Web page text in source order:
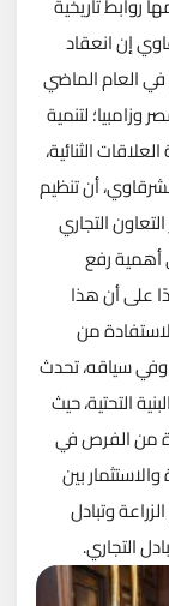
إن انعقاد
في العام الماضي
لتنمية
الثنائية،
أن تنظيم
التجاري
أهمية رفع
على أن هذا
من
وفي سياقه، تحدث
التحتية، حيث
من الفرص في
بين
وتبادل
التجاري.